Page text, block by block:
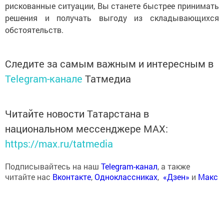
рискованные ситуации, Вы станете быстрее принимать
решения и получать выгоду из складывающихся
обстоятельств.
Следите за самым важным и интересным в
Telegram-канале Татмедиа
Читайте новости Татарстана в
национальном мессенджере MАХ:
https://max.ru/tatmedia
Подписывайтесь на наш Telegram-канал, а также
читайте нас Вконтакте,Одноклассниках, «Дзен» и Макс